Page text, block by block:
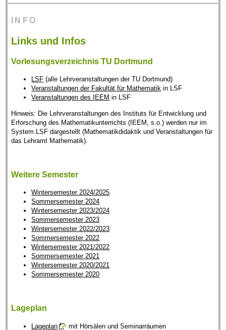
INFO
Links und Infos
Vorlesungsverzeichnis TU Dortmund
LSF (alle Lehrveranstaltungen der TU Dortmund)
Veranstaltungen der Fakultät für Mathematik in LSF
Veranstaltungen des IEEM in LSF
Hinweis: Die Lehrveranstaltungen des Instituts für Entwicklung und
Erforschung des Mathematikunterrichts (IEEM, s.o.) werden nur im
System LSF dargestellt (Mathematikdidaktik und Veranstaltungen für
das Lehramt Mathematik).
Weitere Semester
Wintersemester 2024/2025
Sommersemester 2024
Wintersemester 2023/2024
Sommersemester 2023
Wintersemester 2022/2023
Sommersemester 2022
Wintersemester 2021/2022
Sommersemester 2021
Wintersemester 2020/2021
Sommersemester 2020
Lageplan
Lageplan mit Hörsälen und Seminarräumen